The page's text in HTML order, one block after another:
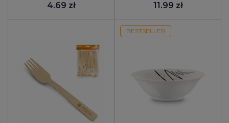
4.69 zł 11.99 zł
BESTSELLER